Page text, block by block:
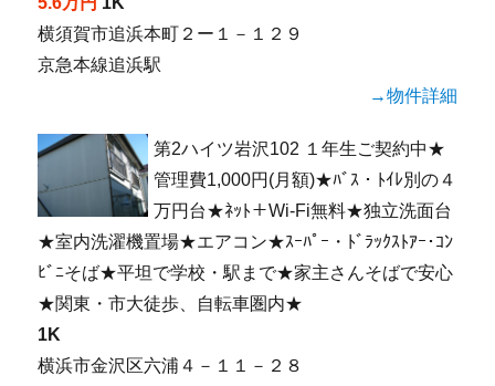
横須賀市追浜本町２ー１－１２９
京急本線追浜駅
→物件詳細
第2ハイツ岩沢102 １年生ご契約中★
管理費1,000円(月額)★ﾊﾞｽ・ﾄｲﾚ別の４
万円台★ﾈｯﾄ＋Wi-Fi無料★独立洗面台
★室内洗濯機置場★エアコン★ｽｰﾊﾟｰ・ﾄﾞﾗｯｸｽﾄｱｰ･ｺﾝ
ﾋﾞﾆそば★平坦で学校・駅まで★家主さんそばで安心
★関東・市大徒歩、自転車圏内★
1K
横浜市金沢区六浦４－１１－２８